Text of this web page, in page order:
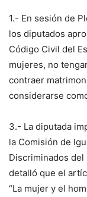
1.- En sesión de
los diputados
Código Civil del
mujeres, no
contraer
considerarse
3.- La diputada
la Comisión de
Discriminados
detalló que el
“La mujer y el